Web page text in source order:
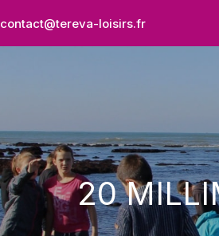
contact@tereva-loisirs.fr
20